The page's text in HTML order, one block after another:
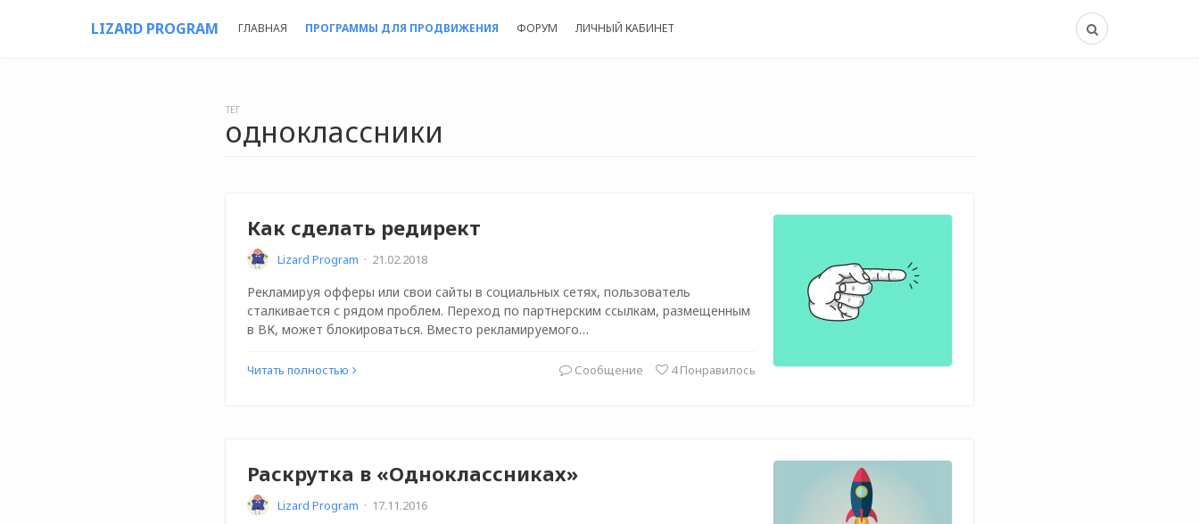
LIZARD PROGRAM ГЛАВНАЯ ПРОГРАММЫ ДЛЯ ПРОДВИЖЕНИЯ ФОРУМ ЛИЧНЫЙ КАБИНЕТ
ТЕГ
одноклассники
Как сделать редирект
Lizard Program · 21.02.2018
Рекламируя офферы или свои сайты в социальных сетях, пользователь
сталкивается с рядом проблем. Переход по партнерским ссылкам, размещенным
в ВК, может блокироваться. Вместо рекламируемого…
Читать полностью Сообщение 4Понравилось
Раскрутка в «Одноклассниках»
Lizard Program · 17.11.2016